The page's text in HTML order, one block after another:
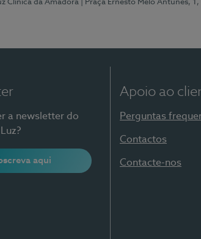
Clínica da Amadora | Praça Ernesto Melo Antunes,
a newsletter do
aqui
Apoio ao
Perguntas
Contactos
Contacte-nos